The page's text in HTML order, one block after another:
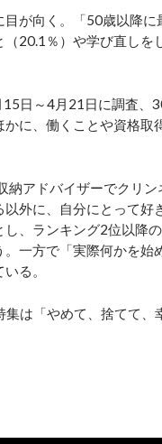
が向く。「50歳以降
20.1％）や学び直し
日～4月21日に調査
に、働くことや資格
アドバイザーでクリ
外に、自分にとって好
、ランキング2位以降
一方で「実際何かを
る。
は「やめて、捨てて、